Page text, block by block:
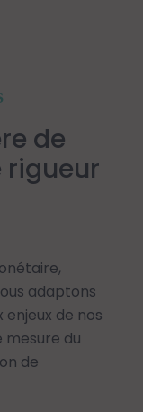
de
rigueur
adaptons
enjeux de nos
mesure du
de